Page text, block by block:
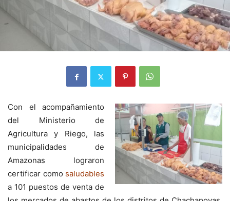
Con el acompañamiento
del Ministerio de
Agricultura y Riego, las
municipalidades de
Amazonas lograron
certificar como saludables
a 101 puestos de venta de